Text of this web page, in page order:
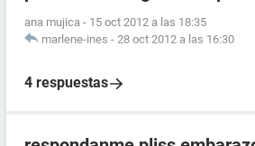
ana mujica - 15 oct 2012 a las 18:35
marlene-ines - 28 oct 2012 a las 16:30
4 respuestas